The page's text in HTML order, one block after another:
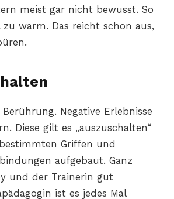
meist gar nicht bewusst. So
warm. Das reicht schon aus,
Negative Erlebnisse
Diese gilt es „auszuschalten“
Griffen und
aufgebaut. Ganz
und der Trainerin gut
ist es jedes Mal